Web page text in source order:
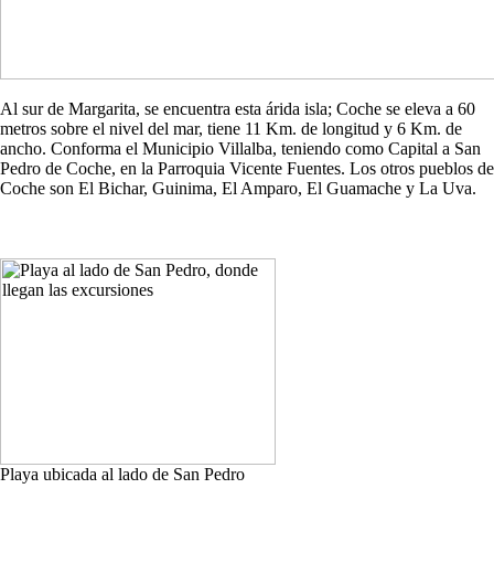
Al sur de Margarita, se encuentra esta árida isla; Coche se eleva a 60
metros sobre el nivel del mar, tiene 11 Km. de longitud y 6 Km. de
ancho. Conforma el Municipio Villalba, teniendo como Capital a San
Pedro de Coche, en la Parroquia Vicente Fuentes. Los otros pueblos de
Coche son El Bichar, Guinima, El Amparo, El Guamache y La Uva.
Playa ubicada al lado de San Pedro